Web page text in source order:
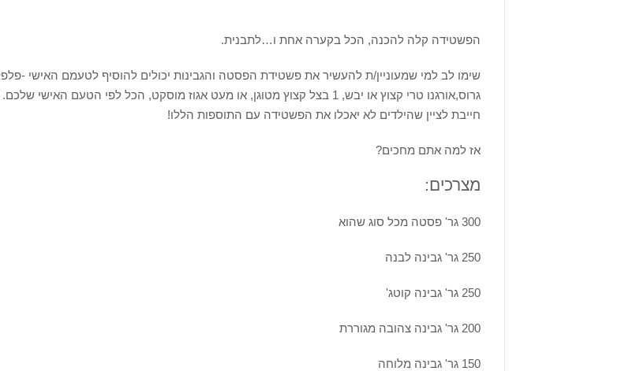
הפשטידה קלה להכנה, הכל בקערה אחת ו…לתבנית.
שימו לב למי שמעוניין/ת להעשיר את פשטידת הפסטה והגבינות יכולים להוסיף לטעמם האישי -
גרוס,אורגנו טרי קצוץ או יבש, 1 בצל קצוץ מטוגן, או מעט אגוז מוסקט, הכל לפי הטעם האישי
חייבת לציין שהילדים לא יאכלו את הפשטידה עם התוספות הללו!
אז למה אתם מחכים?
מצרכים:
300 גר' פסטה מכל סוג שהוא
250 גר' גבינה לבנה
250 גר' גבינה קוטג'
200 גר' גבינה צהובה מגוררת
150 גר' גבינה מלוחה